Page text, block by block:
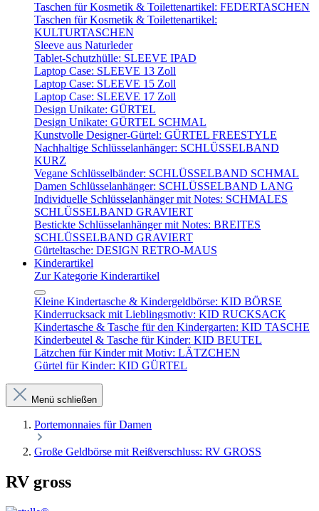
Taschen für Kosmetik & Toilettenartikel: FEDERTASCHEN
Taschen für Kosmetik & Toilettenartikel:
KULTURTASCHEN
Sleeve aus Naturleder
Tablet-Schutzhülle: SLEEVE IPAD
Laptop Case: SLEEVE 13 Zoll
Laptop Case: SLEEVE 15 Zoll
Laptop Case: SLEEVE 17 Zoll
Design Unikate: GÜRTEL
Design Unikate: GÜRTEL SCHMAL
Kunstvolle Designer-Gürtel: GÜRTEL FREESTYLE
Nachhaltige Schlüsselanhänger: SCHLÜSSELBAND
KURZ
Vegane Schlüsselbänder: SCHLÜSSELBAND SCHMAL
Damen Schlüsselanhänger: SCHLÜSSELBAND LANG
Individuelle Schlüsselanhänger mit Notes: SCHMALES
SCHLÜSSELBAND GRAVIERT
Bestickte Schlüsselanhänger mit Notes: BREITES
SCHLÜSSELBAND GRAVIERT
Gürteltasche: DESIGN RETRO-MAUS
Kinderartikel
Zur Kategorie Kinderartikel
Kleine Kindertasche & Kindergeldbörse: KID BÖRSE
Kinderrucksack mit Lieblingsmotiv: KID RUCKSACK
Kindertasche & Tasche für den Kindergarten: KID TASCHE
Kinderbeutel & Tasche für Kinder: KID BEUTEL
Lätzchen für Kinder mit Motiv: LÄTZCHEN
Gürtel für Kinder: KID GÜRTEL
Menü schließen
Portemonnaies für Damen
Große Geldbörse mit Reißverschluss: RV GROSS
RV gross